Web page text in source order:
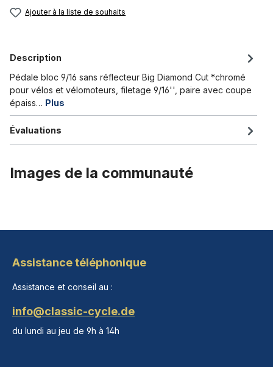
Ajouter à la liste de souhaits
Description
Pédale bloc 9/16 sans réflecteur Big Diamond Cut *chromé
pour vélos et vélomoteurs, filetage 9/16'', paire avec coupe
épaiss… Plus
Évaluations
Images de la communauté
Assistance téléphonique
Assistance et conseil au :
info@classic-cycle.de
du lundi au jeu de 9h à 14h